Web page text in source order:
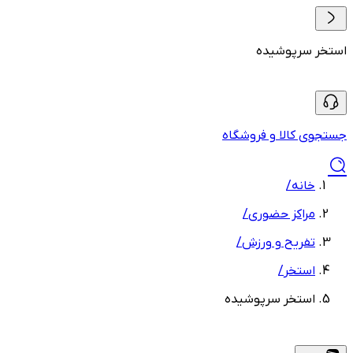
استخر سرپوشیده
جستجوی کالا و فروشگاه
خانه/
مراکز حضوری/
تفریح و ورزش/
استخر/
استخر سرپوشیده